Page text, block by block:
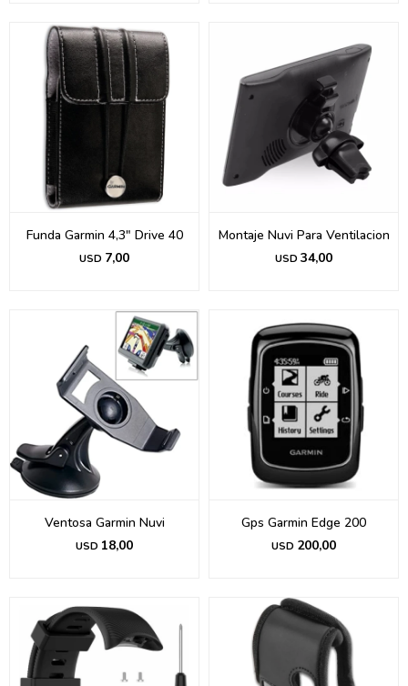
Funda Garmin 4,3" Drive 40
USD 7,00
Montaje Nuvi Para Ventilacion
USD 34,00
Ventosa Garmin Nuvi
USD 18,00
Gps Garmin Edge 200
USD 200,00